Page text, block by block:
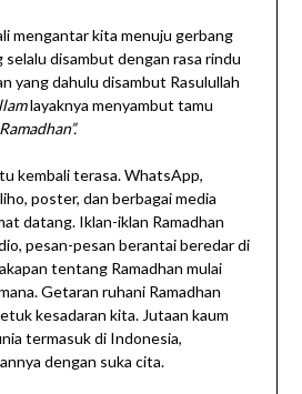
mengantar kita menuju gerbang
selalu disambut dengan rasa rindu
yang dahulu disambut Rasulullah
layaknya menyambut tamu
kembali terasa. WhatsApp,
poster, dan berbagai media
datang. Iklan-iklan Ramadhan
pesan-pesan berantai beredar di
tentang Ramadhan mulai
Getaran ruhani Ramadhan
kesadaran kita. Jutaan kaum
termasuk di Indonesia,
dengan suka cita.